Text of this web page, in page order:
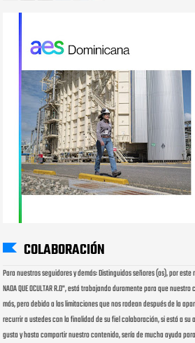
COLABORACIÓN
Para nuestros seguidores y demás: Distinguidos señores (as), por
NADA QUE OCULTAR R.D", está trabajando duramente para que
más, pero debido a las limitaciones que nos rodean después de la
recurrir a ustedes con la finalidad de su fiel colaboración, si está a su
gusta y hasta compartir nuestro contenido, sería de mucha ayuda